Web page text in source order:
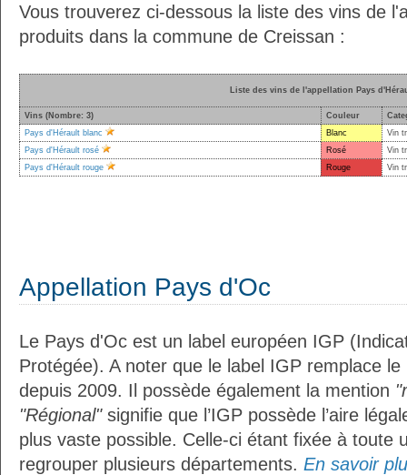
Vous trouverez ci-dessous la liste des vins de
produits dans la commune de Creissan :
Liste des vins de l'appellation Pays
Vins (Nombre: 3) Couleur
Pays d'Hérault blanc
Blanc
Vin
Pays d'Hérault rosé
Rosé
Vin
Pays d'Hérault rouge
Rouge Vin
Appellation Pays d'Oc
Le Pays d'Oc est un label européen IGP
Protégée). A noter que le label IGP remplace
depuis 2009. Il possède également la mention
"Régional"signifie que l’IGP possède l’aire
plus vaste possible. Celle-ci étant fixée à toute
regrouper plusieurs départements. En savoir